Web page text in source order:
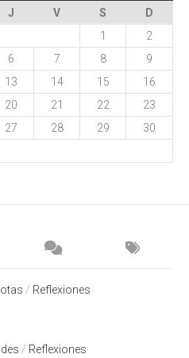
J V S
D
1
2
6 7 8
9
13 14 15
16
20 21 22
23
27 28 29
30
/ Reflexiones
/ Reflexiones